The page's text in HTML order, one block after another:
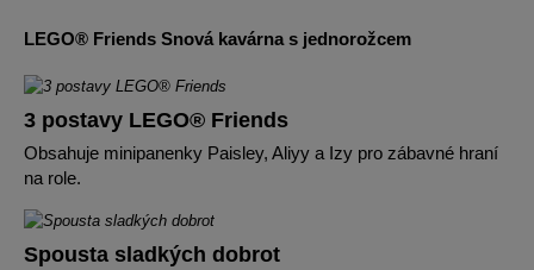
LEGO® Friends Snová kavárna s jednorožcem
3 postavy LEGO® Friends
Obsahuje minipanenky Paisley, Aliyy a Izy pro zábavné hraní
na role.
Spousta sladkých dobrot